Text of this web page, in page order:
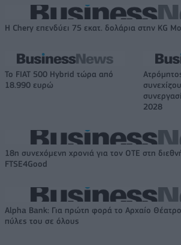
Η Chery επενδύει 75 εκατ. δολάρια στην KG
Το FIAT 500 Hybrid τώρα από
18.990 ευρώ
2028
18η συνεχόμενη χρονιά για τον ΟΤΕ στη
FTSE4Good
Alpha Bank: Για πρώτη φορά το Αρχαίο Θέατρο
πύλες του σε όλους